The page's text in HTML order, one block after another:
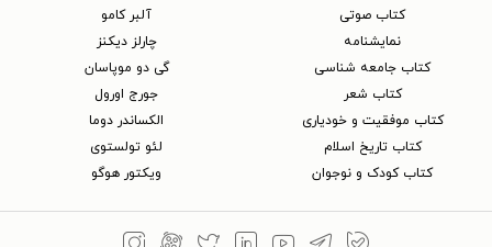
کتاب‌ صوتی
نمایشنامه
کتاب جامعه شناسی
کتاب شعر
کتاب موفقیت و خودیاری
کتاب تاریخ اسلام
کتاب کودک و نوجوان
آلبر کامو
چارلز دیکنز
گی دو موپاسان
جورج اورول
الکساندر دوما
لئو تولستوی
ویکتور هوگو